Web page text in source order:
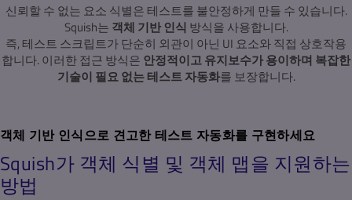
신뢰할 수 없는 요소 식별은 테스트를 불안정하게 만들 수 있습니다.
Squish는 객체 기반 인식 방식을 사용합니다.
즉, 테스트 스크립트가 단순히 외관이 아닌 UI 요소와 직접 상호작용
합니다. 이러한 접근 방식은 안정적이고 유지보수가 용이하며 복잡한
기술이 필요 없는테스트 자동화를 보장합니다.
객체 기반 인식으로 견고한 테스트 자동화를 구현하세요
Squish가 객체 식별 및 객체 맵을 지원하는
방법